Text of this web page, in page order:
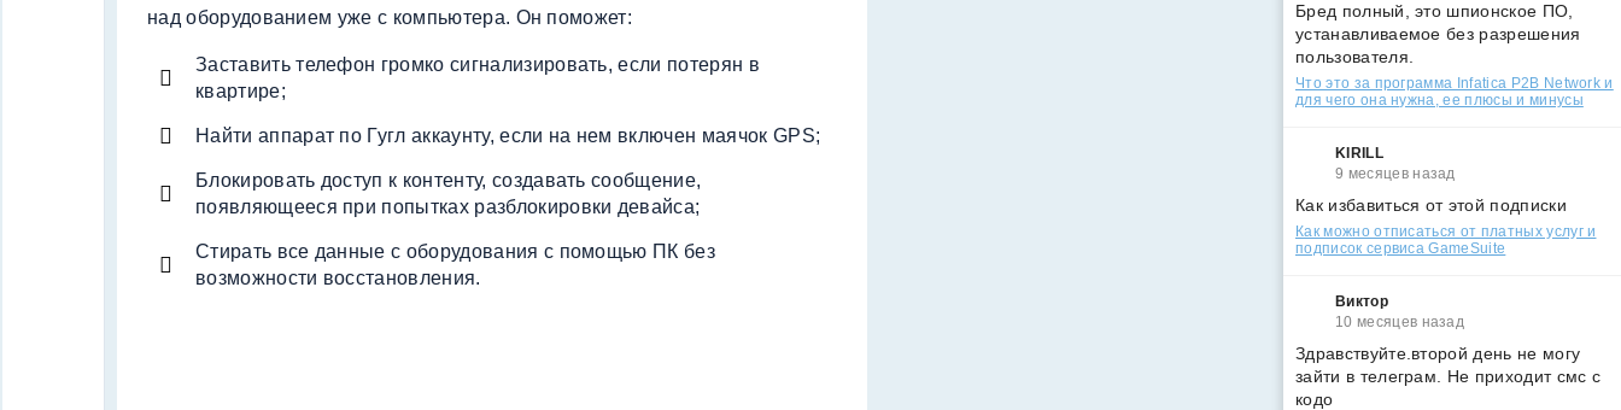
над оборудованием уже с компьютера. Он поможет:
Заставить телефон громко сигнализировать, если потерян в
квартире;
Найти аппарат по Гугл аккаунту, если на нем включен маячок GPS;
Блокировать доступ к контенту, создавать сообщение,
появляющееся при попытках разблокировки девайса;
Стирать все данные с оборудования с помощью ПК без
возможности восстановления.
Бред полный, это шпионское ПО,
устанавливаемое без разрешения
пользователя.
Что это за программа Infatica P2B Network и
для чего она нужна, ее плюсы и минусы
KIRILL
9 месяцев назад
Как избавиться от этой подписки
Как можно отписаться от платных услуг и
подписок сервиса GameSuite
Виктор
10 месяцев назад
Здравствуйте.второй день не могу
зайти в телеграм. Не приходит смс с
кодо